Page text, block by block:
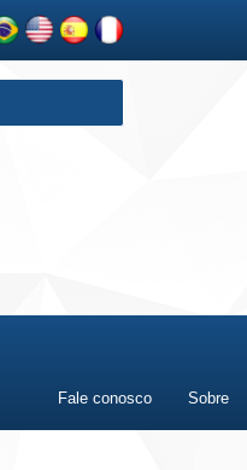
Fale conosco Sobre